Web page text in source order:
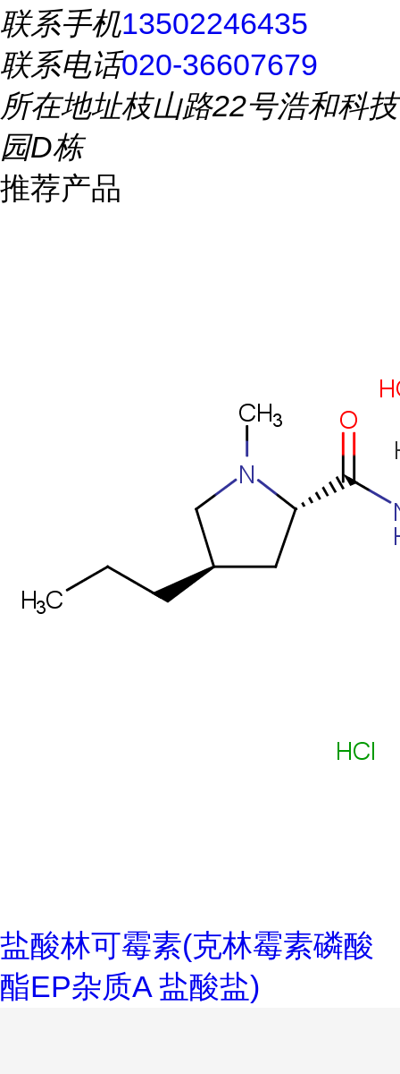
联系手机13502246435
联系电话020-36607679
所在地址枝山路22号浩和科技
园D栋
推荐产品
盐酸林可霉素(克林霉素磷酸
酯EP杂质A 盐酸盐)